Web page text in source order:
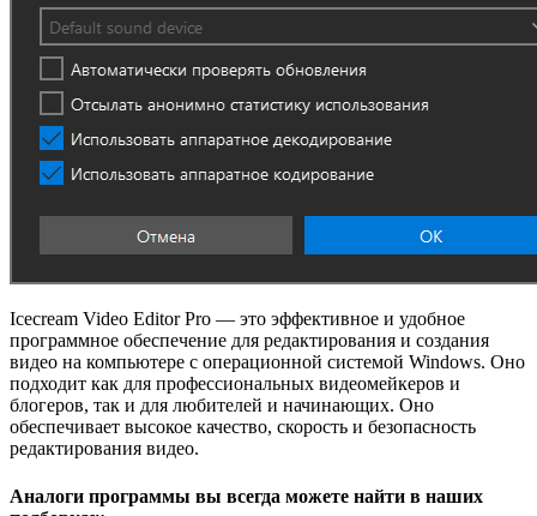
Icecream Video Editor Pro — это эффективное и удобное
программное обеспечение для редактирования и создания
видео на компьютере с операционной системой Windows. Оно
подходит как для профессиональных видеомейкеров и
блогеров, так и для любителей и начинающих. Оно
обеспечивает высокое качество, скорость и безопасность
редактирования видео.
Аналоги программы вы всегда можете найти в наших